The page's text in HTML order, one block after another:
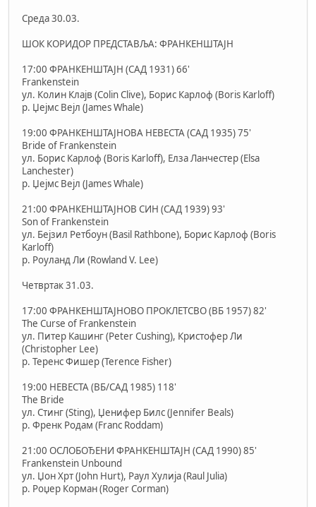
Среда 30.03.
ШОК КОРИДОР ПРЕДСТАВЉА: ФРАНКЕНШТАЈН
17:00 ФРАНКЕНШТАЈН (САД 1931) 66'
Frankenstein
ул. Колин Клајв (Colin Clive), Борис Карлоф (Boris Karloff)
р. Џејмс Вејл (James Whale)
19:00 ФРАНКЕНШТАЈНОВА НЕВЕСТА (САД 1935) 75'
Bride of Frankenstein
ул. Борис Карлоф (Boris Karloff), Елза Ланчестер (Elsa
Lanchester)
р. Џејмс Вејл (James Whale)
21:00 ФРАНКЕНШТАЈНОВ СИН (САД 1939) 93'
Son of Frankenstein
ул. Бејзил Ретбоун (Basil Rathbone), Борис Карлоф (Boris
Karloff)
р. Роуланд Ли (Rowland V. Lee)
Четвртак 31.03.
17:00 ФРАНКЕНШТАЈНОВО ПРОКЛЕТСВО (ВБ 1957) 82'
The Curse of Frankenstein
ул. Питер Кашинг (Peter Cushing), Кристофер Ли
(Christopher Lee)
р. Теренс Фишер (Terence Fisher)
19:00 НЕВЕСТА (ВБ/САД 1985) 118'
The Bride
ул. Стинг (Sting), Џенифер Билс (Jennifer Beals)
р. Френк Родам (Franc Roddam)
21:00 ОСЛОБОЂЕНИ ФРАНКЕНШТАЈН (САД 1990) 85'
Frankenstein Unbound
ул. Џон Хрт (John Hurt), Раул Хулија (Raul Julia)
р. Роџер Корман (Roger Corman)